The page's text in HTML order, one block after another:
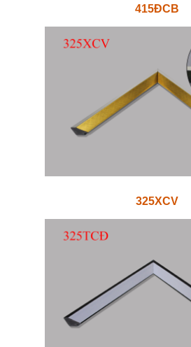
415ĐCB
325XCV